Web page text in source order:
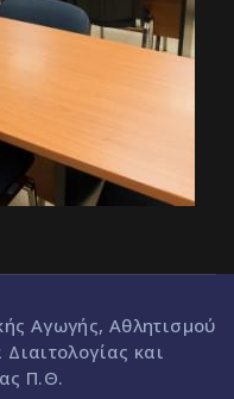
Αγωγής, Αθλητισμού
και
Π.Θ.